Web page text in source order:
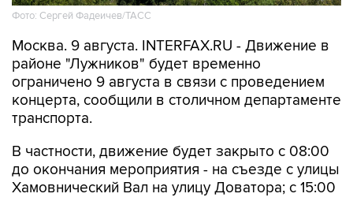
Фото: Сергей Фадеичев/ТАСС
Москва. 9 августа. INTERFAX.RU - Движение в
районе "Лужников" будет временно
ограничено 9 августа в связи с проведением
концерта, сообщили в столичном департаменте
транспорта.
В частности, движение будет закрыто с 08:00
до окончания мероприятия - на съезде с улицы
Хамовнический Вал на улицу Доватора; с 15:00